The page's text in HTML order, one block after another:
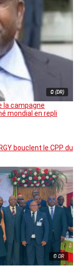
© (DR)
la campagne
mondial en repli
bouclent le CPP du
© DR